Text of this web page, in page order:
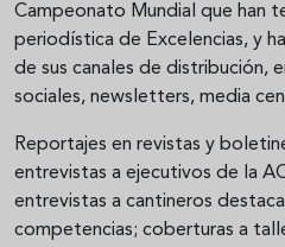
Campeonato Mundial que han
periodística de Excelencias, y
de sus canales de distribución,
sociales, newsletters, media
Reportajes en revistas y
entrevistas a ejecutivos de la
entrevistas a cantineros
competencias; coberturas a